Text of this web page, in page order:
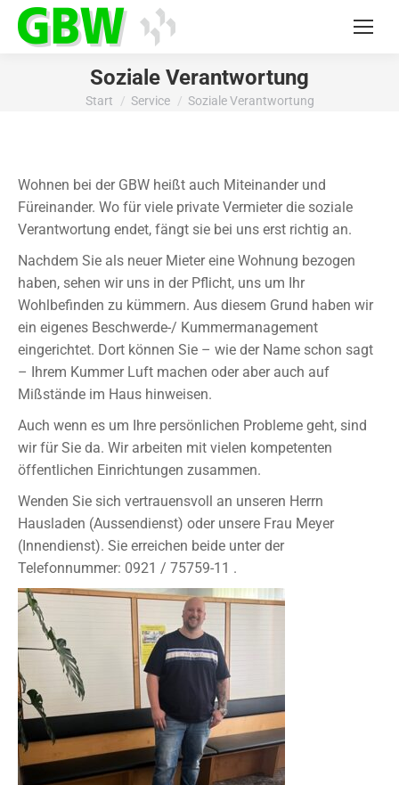
Soziale Verantwortung
Sie befinden sich hier:
Start Service Soziale Verantwortung
Wohnen bei der GBW heißt auch Miteinander und
Füreinander. Wo für viele private Vermieter die soziale
Verantwortung endet, fängt sie bei uns erst richtig an.
Nachdem Sie als neuer Mieter eine Wohnung bezogen
haben, sehen wir uns in der Pflicht, uns um Ihr
Wohlbefinden zu kümmern. Aus diesem Grund haben wir
ein eigenes Beschwerde-/ Kummermanagement
eingerichtet. Dort können Sie – wie der Name schon sagt
– Ihrem Kummer Luft machen oder aber auch auf
Mißstände im Haus hinweisen.
Auch wenn es um Ihre persönlichen Probleme geht, sind
wir für Sie da. Wir arbeiten mit vielen kompetenten
öffentlichen Einrichtungen zusammen.
Wenden Sie sich vertrauensvoll an unseren Herrn
Hausladen (Aussendienst) oder unsere Frau Meyer
(Innendienst). Sie erreichen beide unter der
Telefonnummer: 0921 / 75759-11 .